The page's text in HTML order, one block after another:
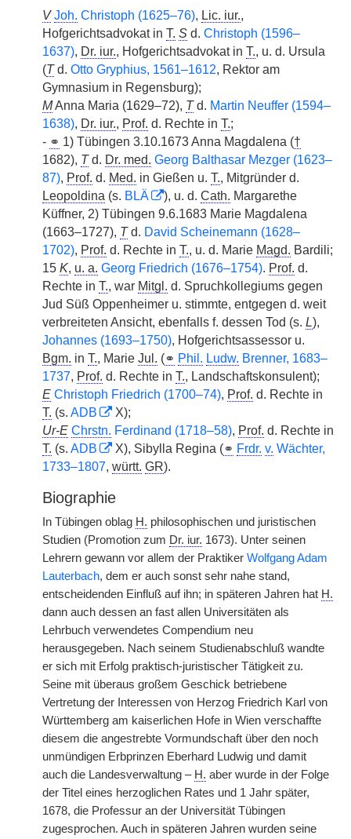
V Joh. Christoph (1625–76), Lic. iur.,
Hofgerichtsadvokat in T. S d. Christoph (1596–
1637), Dr. iur., Hofgerichtsadvokat in T., u. d. Ursula
(Td. Otto Gryphius, 1561–1612, Rektor am
Gymnasium in Regensburg);
MAnna Maria (1629–72), Td. Martin Neuffer (1594–
1638), Dr. iur., Prof. d. Rechte in T.;
- ⚭ 1) Tübingen 3.10.1673 Anna Magdalena (†
1682), Td. Dr. med. Georg Balthasar Mezger (1623–
87), Prof. d. Med. in Gießen u. T., Mitgründer d.
Leopoldina (s. BLÄ ), u. d. Cath. Margarethe
Küffner, 2) Tübingen 9.6.1683 Marie Magdalena
(1663–1727), Td. David Scheinemann (1628–
1702), Prof. d. Rechte in T., u. d. Marie Magd. Bardili;
15 K, u. a. Georg Friedrich (1676–1754). Prof. d.
Rechte in T., war Mitgl. d. Spruchkollegiums gegen
Jud Süß Oppenheimer u. stimmte, entgegen d. weit
verbreiteten Ansicht, ebenfalls f. dessen Tod (s. L),
Johannes (1693–1750), Hofgerichtsassessor u.
Bgm. in T., Marie Jul. (⚭ Phil. Ludw. Brenner, 1683–
1737, Prof. d. Rechte in T., Landschaftskonsulent);
E Christoph Friedrich (1700–74), Prof. d. Rechte in
T. (s. ADB
X);
Ur-E Chrstn. Ferdinand (1718–58), Prof. d. Rechte in
T. (s. ADB X), Sibylla Regina (⚭ Frdr. v. Wächter,
1733–1807, württ. GR).
Biographie
In Tübingen oblag H. philosophischen und juristischen
Studien (Promotion zum Dr. iur. 1673). Unter seinen
Lehrern gewann vor allem der Praktiker Wolfgang Adam
Lauterbach, dem er auch sonst sehr nahe stand,
entscheidenden Einfluß auf ihn; in späteren Jahren hat H.
dann auch dessen an fast allen Universitäten als
Lehrbuch verwendetes Compendium neu
herausgegeben. Nach seinem Studienabschluß wandte
er sich mit Erfolg praktisch-juristischer Tätigkeit zu.
Seine mit überaus großem Geschick betriebene
Vertretung der Interessen von Herzog Friedrich Karl von
Württemberg am kaiserlichen Hofe in Wien verschaffte
diesem die angestrebte Vormundschaft über den noch
unmündigen Erbprinzen Eberhard Ludwig und damit
auch die Landesverwaltung – H. aber wurde in der Folge
der Titel eines herzoglichen Rates und 1 Jahr später,
1678, die Professur an der Universität Tübingen
zugesprochen. Auch in späteren Jahren wurden seine